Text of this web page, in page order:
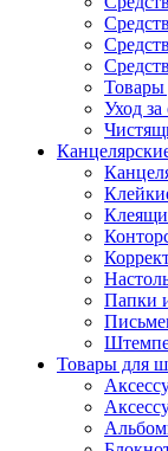
Товары
Уход
Папки
Товары для